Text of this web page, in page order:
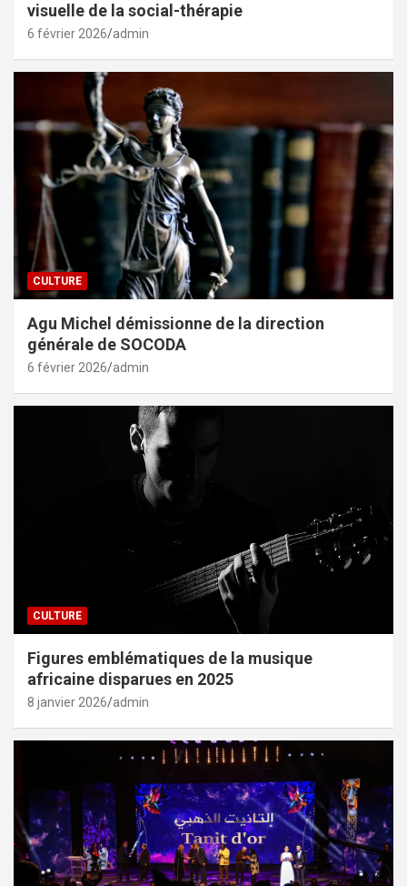
visuelle de la social-thérapie
6 février 2026 admin
CULTURE
Agu Michel démissionne de la direction
générale de SOCODA
6 février 2026 admin
CULTURE
Figures emblématiques de la musique
africaine disparues en 2025
8 janvier 2026 admin